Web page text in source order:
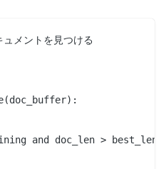
メントを見つける
and doc_len > best_len: